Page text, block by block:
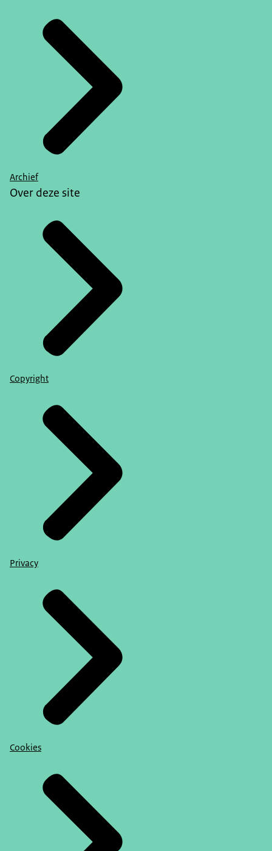
Archief
Over deze site
Copyright
Privacy
Cookies